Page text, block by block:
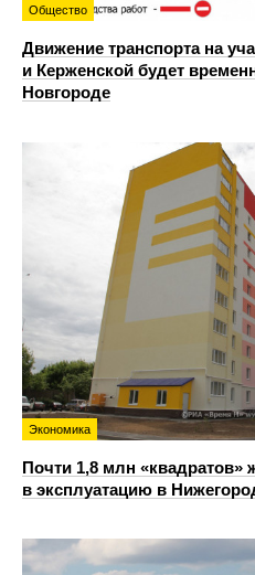
Общество
Движение транспорта на
и Керженской будет
Новгороде
Экономика
Почти 1,8 млн «квадратов»
в эксплуатацию в